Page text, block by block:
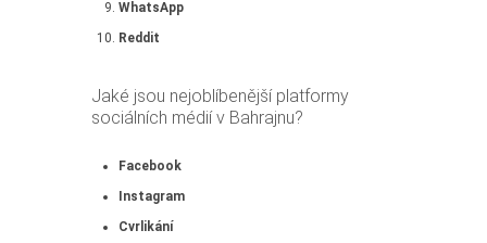
WhatsApp
Reddit
Jaké jsou nejoblíbenější platformy
sociálních médií v Bahrajnu?
Facebook
Instagram
Cvrlikání